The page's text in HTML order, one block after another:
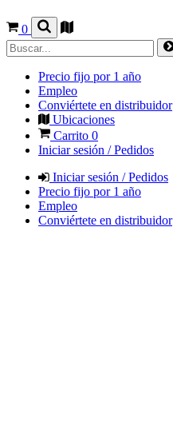
0
Precio fijo por 1 año
Empleo
Conviértete en distribuidor
Ubicaciones
Carrito 0
Iniciar sesión / Pedidos
Iniciar sesión / Pedidos
Precio fijo por 1 año
Empleo
Conviértete en distribuidor